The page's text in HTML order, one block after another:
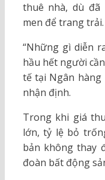
thuê nhà, dù đã
men để trang trải.
“Những gì diễn
hầu hết người
tế tại Ngân hàng
nhận định.
Trong khi giá
lớn, tỷ lệ bỏ
bản không thay
đoàn bất động